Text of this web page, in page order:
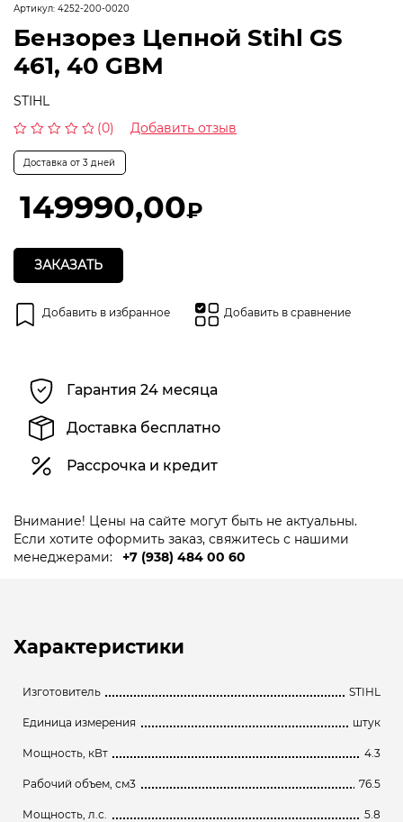
Артикул: 4252-200-0020
Бензорез Цепной Stihl GS
461, 40 GBM
STIHL
0
из
(0) Добавить отзыв
Доставка от 3 дней
149990,00₽
ЗАКАЗАТЬ
Добавить в избранное Добавить в сравнение
Гарантия 24 месяца
Доставка бесплатно
Рассрочка и кредит
Внимание! Цены на сайте могут быть не актуальны.
Если хотите оформить заказ, свяжитесь с нашими
менеджерами:
+7 (938) 484 00 60
Характеристики
Изготовитель STIHL
Единица измерения штук
Мощность, кВт 4.3
Рабочий объем, см3 76.5
Мощность, л.с. 5.8